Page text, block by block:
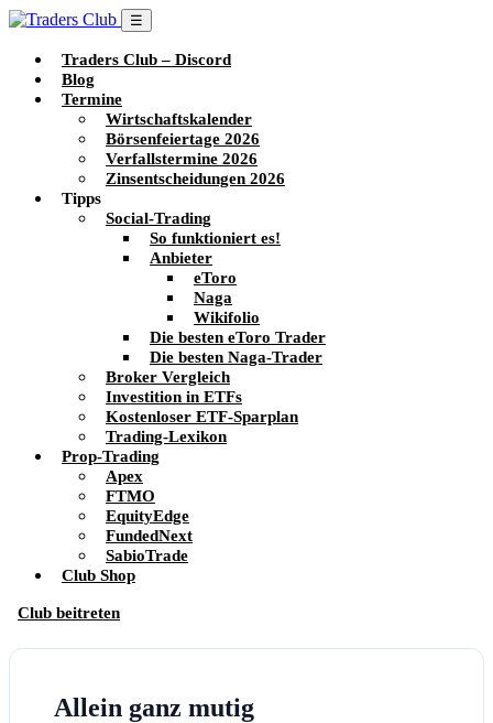
☰
Traders Club – Discord
Blog
Termine
Wirtschaftskalender
Börsenfeiertage 2026
Verfallstermine 2026
Zinsentscheidungen 2026
Tipps
Social-Trading
So funktioniert es!
Anbieter
eToro
Naga
Wikifolio
Die besten eToro Trader
Die besten Naga-Trader
Broker Vergleich
Investition in ETFs
Kostenloser ETF-Sparplan
Trading-Lexikon
Prop-Trading
Apex
FTMO
EquityEdge
FundedNext
SabioTrade
Club Shop
Club beitreten
Allein ganz mutig